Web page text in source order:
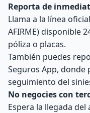
Reporta de
Llama a la línea
AFIRME) disponible
póliza o placas.
También puedes
Seguros App, donde
seguimiento del
No negocies con
Espera la llegada